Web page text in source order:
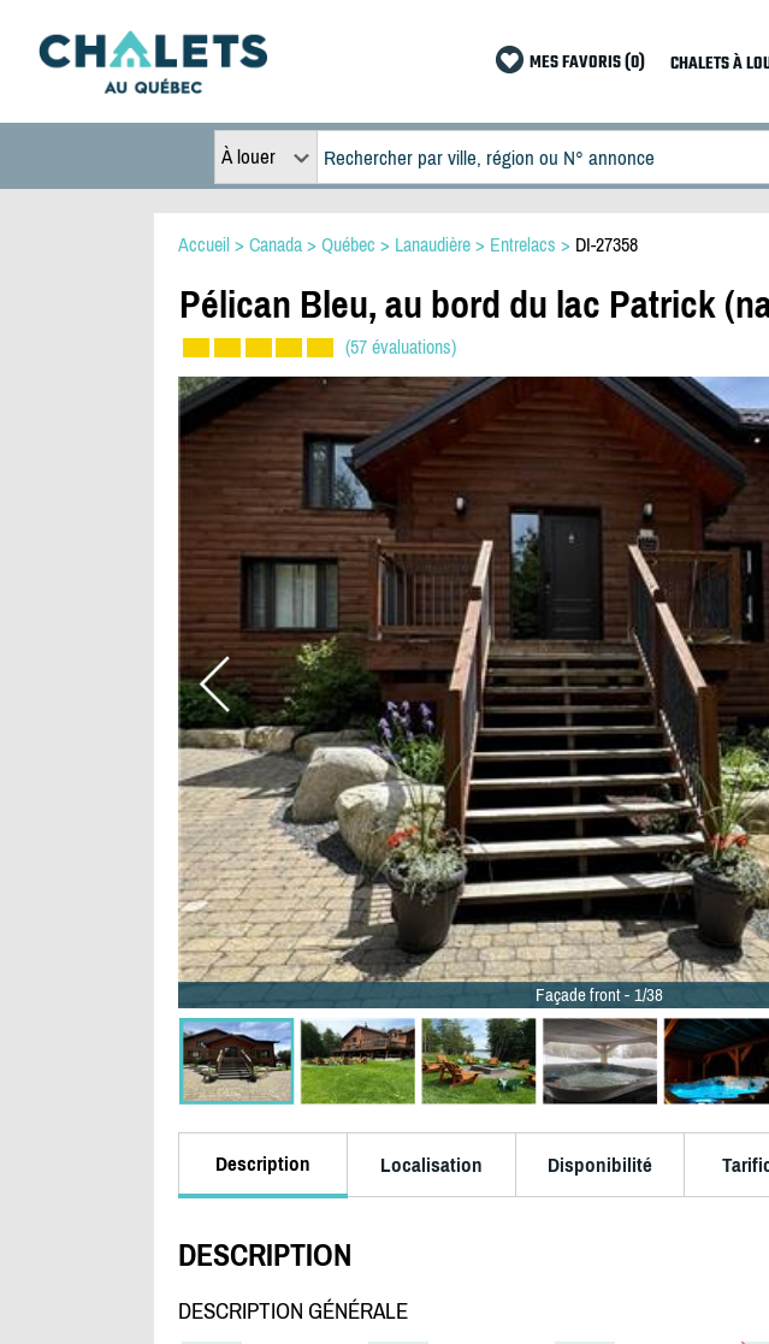
MES FAVORIS (0) CHALETS À
À louer
Accueil > Canada> Québec > Lanaudière> Entrelacs > DI-27358
Pélican Bleu, au bord du lac Patrick
(57 évaluations)
Façade front - 1/38
Description Localisation Disponibilité
DESCRIPTION
DESCRIPTION GÉNÉRALE